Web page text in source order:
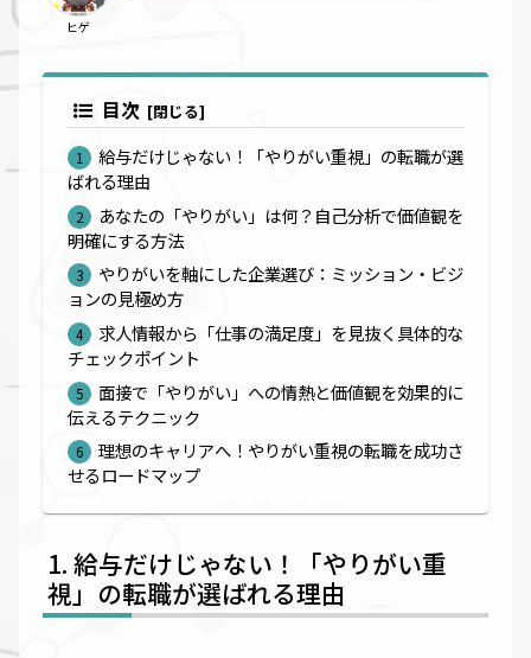
ヒゲ
目次
給与だけじゃない！「やりがい重視」の転職が選
ばれる理由
あなたの「やりがい」は何？自己分析で価値観を
明確にする方法
やりがいを軸にした企業選び：ミッション・ビジ
ョンの見極め方
求人情報から「仕事の満足度」を見抜く具体的な
チェックポイント
面接で「やりがい」への情熱と価値観を効果的に
伝えるテクニック
理想のキャリアへ！やりがい重視の転職を成功さ
せるロードマップ
給与だけじゃない！「やりがい重
視」の転職が選ばれる理由